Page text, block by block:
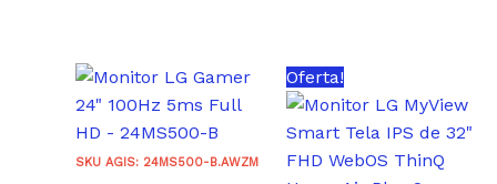
SKU AGIS: 24MS500-B.AWZM
Oferta!